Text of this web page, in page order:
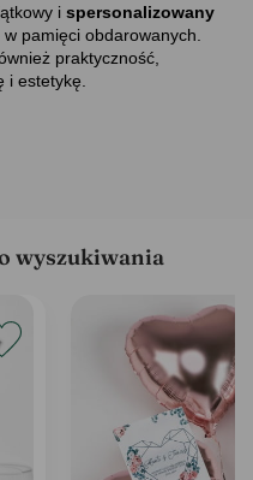
i spersonalizowany
w pamięci obdarowanych.
praktyczność,
i estetykę.
wyszukiwania